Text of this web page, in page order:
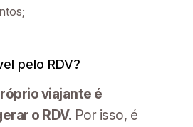
pelo RDV?
viajante é
o RDV. Por isso, é